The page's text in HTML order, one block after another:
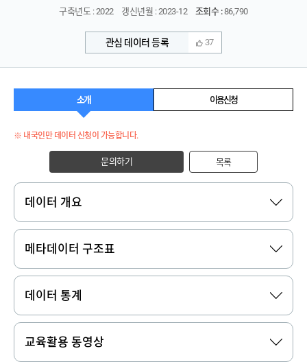
구축년도 : 2022 갱신년월 : 2023-12 조회수 :86,790
관심 데이터 등록 37
소개 이용신청
※ 내국인만 데이터 신청이 가능합니다.
문의하기 목록
데이터 개요
메타데이터 구조표
데이터 통계
교육활용 동영상